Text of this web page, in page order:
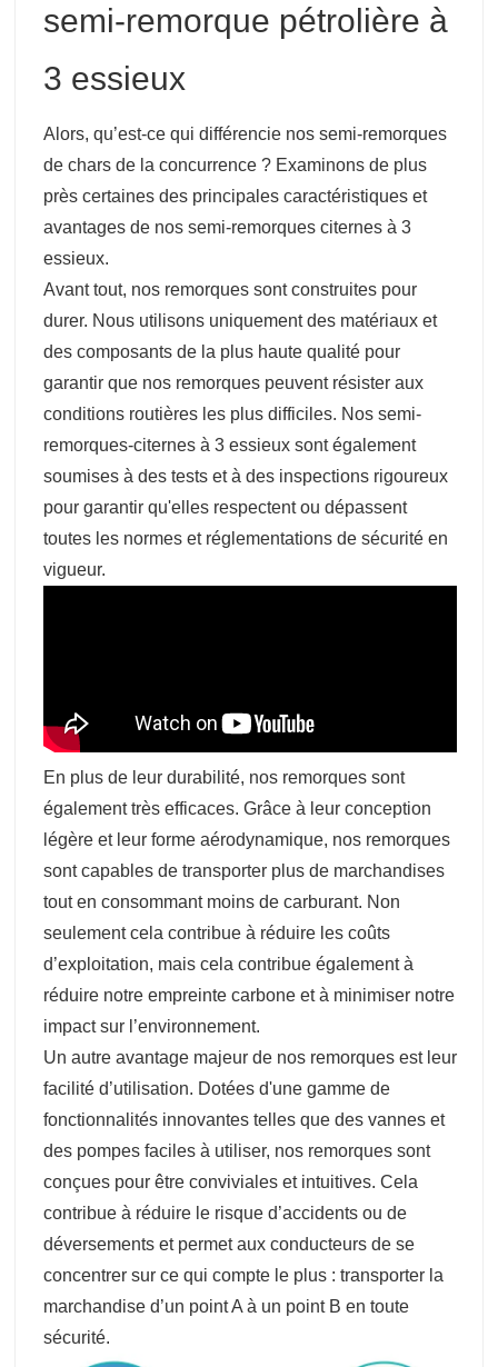
semi-remorque pétrolière à
3 essieux
Alors, qu’est-ce qui différencie nos semi-remorques
de chars de la concurrence ? Examinons de plus
près certaines des principales caractéristiques et
avantages de nos semi-remorques citernes à 3
essieux.
Avant tout, nos remorques sont construites pour
durer. Nous utilisons uniquement des matériaux et
des composants de la plus haute qualité pour
garantir que nos remorques peuvent résister aux
conditions routières les plus difficiles. Nos semi-
remorques-citernes à 3 essieux sont également
soumises à des tests et à des inspections rigoureux
pour garantir qu'elles respectent ou dépassent
toutes les normes et réglementations de sécurité en
vigueur.
En plus de leur durabilité, nos remorques sont
également très efficaces. Grâce à leur conception
légère et leur forme aérodynamique, nos remorques
sont capables de transporter plus de marchandises
tout en consommant moins de carburant. Non
seulement cela contribue à réduire les coûts
d’exploitation, mais cela contribue également à
réduire notre empreinte carbone et à minimiser notre
impact sur l’environnement.
Un autre avantage majeur de nos remorques est leur
facilité d’utilisation. Dotées d'une gamme de
fonctionnalités innovantes telles que des vannes et
des pompes faciles à utiliser, nos remorques sont
conçues pour être conviviales et intuitives. Cela
contribue à réduire le risque d’accidents ou de
déversements et permet aux conducteurs de se
concentrer sur ce qui compte le plus : transporter la
marchandise d’un point A à un point B en toute
sécurité.